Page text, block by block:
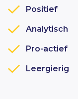
Positief
Analytisch
Pro-actief
Leergierig